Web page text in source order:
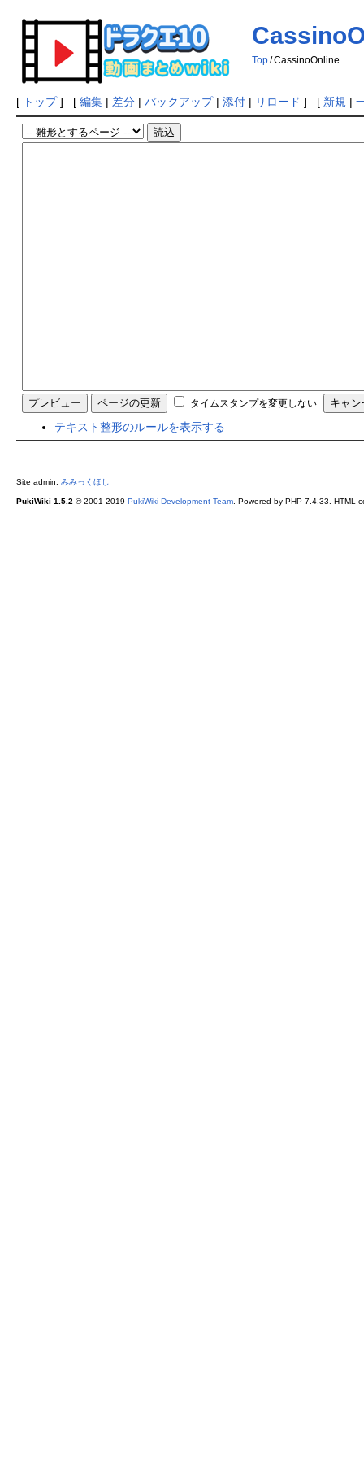
Top /CassinoOnline
[ トップ] [ 編集| 差分| バックアップ| 添付| リロード ] [ 新規 |
タイムスタンプを変更しない
テキスト整形のルールを表示する
Site admin: みみっくほし
PukiWiki 1.5.2 © 2001-2019 PukiWiki Development Team. Powered by PHP 7.4.33. HTML